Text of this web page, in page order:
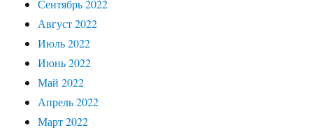
Сентябрь 2022
Август 2022
Июль 2022
Июнь 2022
Май 2022
Апрель 2022
Март 2022